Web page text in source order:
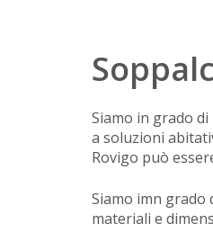
Siamo in grado
a soluzioni
Rovigo può
Siamo imn grado
materiali e